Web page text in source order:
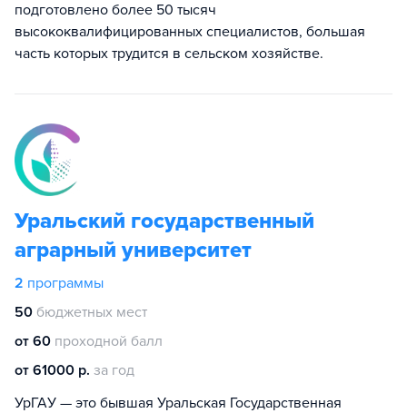
подготовлено более 50 тысяч
высококвалифицированных специалистов, большая
часть которых трудится в сельском хозяйстве.
Уральский государственный
аграрный университет
2 программы
50 бюджетных мест
от 60 проходной балл
от 61000 р. за год
УрГАУ — это бывшая Уральская Государственная